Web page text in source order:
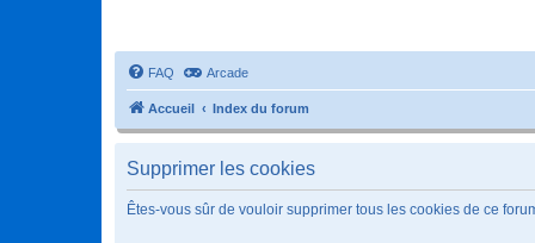
FAQ Arcade
Accueil Index du forum
Supprimer les cookies
Êtes-vous sûr de vouloir supprimer tous les cookies de ce